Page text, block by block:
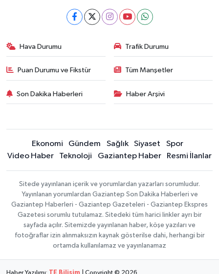
Hava Durumu Trafik Durumu
Puan Durumu ve Fikstür Tüm Manşetler
Son Dakika Haberleri Haber Arşivi
Ekonomi Gündem Sağlık Siyaset
Spor
Video Haber
Teknoloji Gaziantep Haber Resmi İlanlar
Sitede yayınlanan içerik ve yorumlardan yazarları sorumludur.
Yayınlanan yorumlardan Gaziantep Son Dakika Haberleri ve
Gaziantep Haberleri - Gaziantep Gazeteleri - Gaziantep Ekspres
Gazetesi sorumlu tutulamaz. Sitedeki tüm harici linkler ayrı bir
sayfada açılır. Sitemizde yayınlanan haber, köşe yazıları ve
fotoğraflar izin alınmaksızın kaynak gösterilse dahi, herhangi bir
ortamda kullanılamaz ve yayınlanamaz